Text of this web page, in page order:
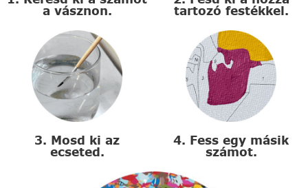
a vásznon. tartozó festékkel.
3. Mosd ki az
ecseted.
4. Fess egy másik
számot.